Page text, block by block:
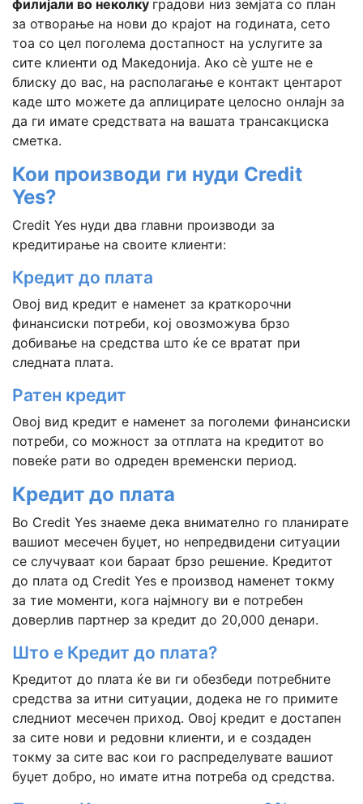
филијали во неколку градови низ земјата со план
за отворање на нови до крајот на годината, сето
тоа со цел поголема достапност на услугите за
сите клиенти од Македонија. Ако сè уште не е
блиску до вас, на располагање е контакт центарот
каде што можете да аплицирате целосно онлајн за
да ги имате средствата на вашата трансакциска
сметка.
Кои производи ги нуди Credit
Yes?
Credit Yes нуди два главни производи за
кредитирање на своите клиенти:
Кредит до плата
Овој вид кредит е наменет за краткорочни
финансиски потреби, кој овозможува брзо
добивање на средства што ќе се вратат при
следната плата.
Ратен кредит
Овој вид кредит е наменет за поголеми финансиски
потреби, со можност за отплата на кредитот во
повеќе рати во одреден временски период.
Кредит до плата
Во Credit Yes знаеме дека внимателно го планирате
вашиот месечен буџет, но непредвидени ситуации
се случуваат кои бараат брзо решение. Кредитот
до плата од Credit Yes е производ наменет токму
за тие моменти, кога најмногу ви е потребен
доверлив партнер за кредит до 20,000 денари.
Што е Кредит до плата?
Кредитот до плата ќе ви ги обезбеди потребните
средства за итни ситуации, додека не го примите
следниот месечен приход. Овој кредит е достапен
за сите нови и редовни клиенти, и е создаден
токму за сите вас кои го распределувате вашиот
буџет добро, но имате итна потреба од средства.